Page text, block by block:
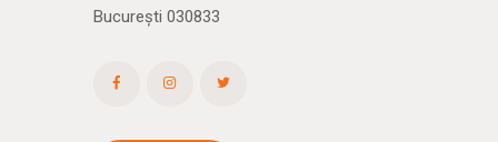
București 030833